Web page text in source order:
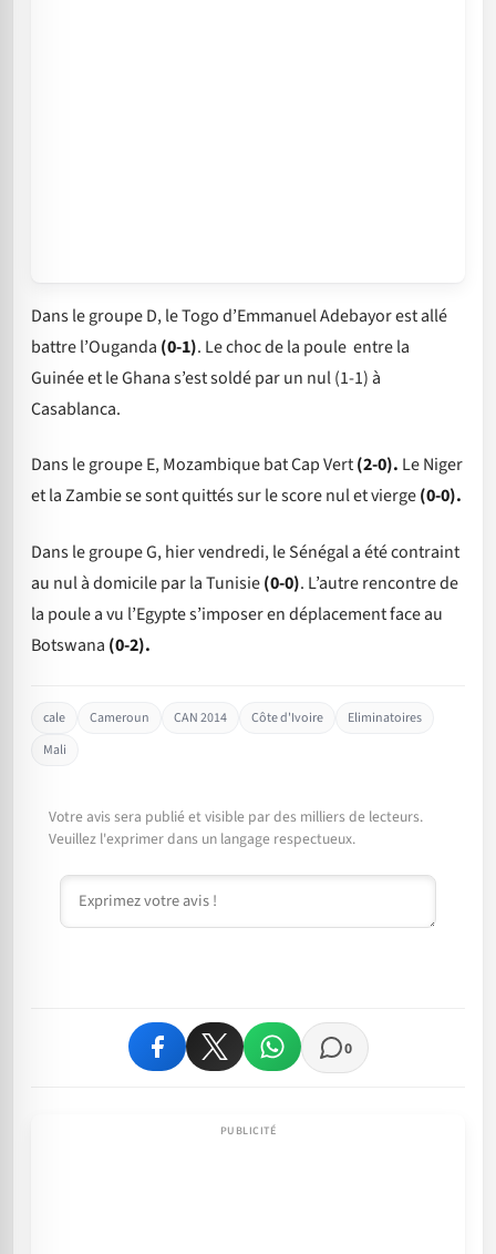
Dans le groupe D, le Togo d’Emmanuel Adebayor est allé
battre l’Ouganda (0-1). Le choc de la poule entre la
Guinée et le Ghana s’est soldé par un nul (1-1) à
Casablanca.
Dans le groupe E, Mozambique bat Cap Vert(2-0). Le Niger
et la Zambie se sont quittés sur le score nul et vierge(0-0).
Dans le groupe G, hier vendredi, le Sénégal a été contraint
au nul à domicile par la Tunisie(0-0). L’autre rencontre de
la poule a vu l’Egypte s’imposer en déplacement face au
Botswana (0-2).
cale Cameroun CAN 2014 Côte d'Ivoire
Eliminatoires
Mali
Votre avis sera publié et visible par des milliers de lecteurs.
Veuillez l'exprimer dans un langage respectueux.
Commentaire
0